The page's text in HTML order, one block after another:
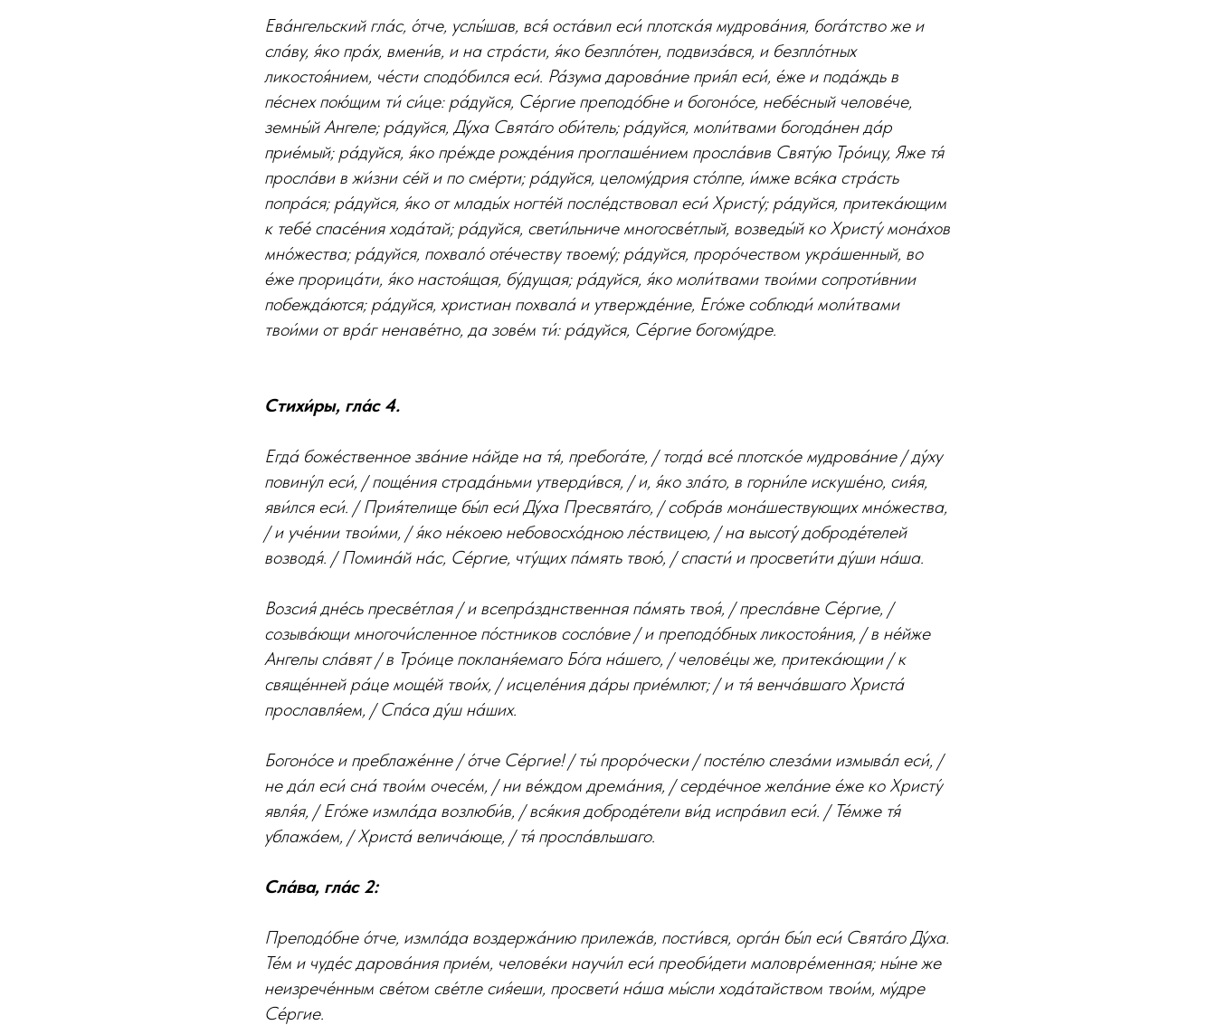
Ева́нгельский гла́с, о́тче, услы́шав, вся́ оста́вил еси́ плотска́я мудрова́ния, бога́тство же и
сла́ву, я́ко пра́х, вмени́в, и на стра́сти, я́ко безпло́тен, подвиза́вся, и безпло́тных
ликостоя́нием, че́сти сподо́бился еси́. Ра́зума дарова́ние прия́л еси́, е́же и пода́ждь в
пе́снех пою́щим ти́ си́це: ра́дуйся, Се́ргие преподо́бне и богоно́се, небе́сный челове́че,
земны́й Ангеле; ра́дуйся, Ду́ха Свята́го оби́тель; ра́дуйся, моли́твами богода́нен да́р
прие́мый; ра́дуйся, я́ко пре́жде рожде́ния проглаше́нием просла́вив Святу́ю Тро́ицу, Яже тя́
просла́ви в жи́зни се́й и по сме́рти; ра́дуйся, целому́дрия сто́лпе, и́мже вся́ка стра́сть
попра́ся; ра́дуйся, я́ко от млады́х ногте́й после́дствовал еси́ Христу́; ра́дуйся, притека́ющим
к тебе́ спасе́ния хода́тай; ра́дуйся, свети́льниче многосве́тлый, возведы́й ко Христу́ мона́хов
мно́жества; ра́дуйся, похвало́ оте́честву твоему́; ра́дуйся, проро́чеством укра́шенный, во
е́же прорица́ти, я́ко настоя́щая, бу́дущая; ра́дуйся, я́ко моли́твами твои́ми сопроти́внии
побежда́ются; ра́дуйся, христиан похвала́ и утвержде́ние, Его́же соблюди́ моли́твами
твои́ми от вра́г ненаве́тно, да зове́м ти́: ра́дуйся, Се́ргие богому́дре.
Стихи́ры, гла́с 4.
Егда́ боже́ственное зва́ние на́йде на тя́, пребога́те, / тогда́ все́ плотско́е мудрова́ние / ду́ху
повину́л еси́, / поще́ния страда́ньми утверди́вся, / и, я́ко зла́то, в горни́ле искуше́но, сия́я,
яви́лся еси́. / Прия́телище бы́л еси́ Ду́ха Пресвята́го, / собра́в мона́шествующих мно́жества,
/ и уче́нии твои́ми, / я́ко не́коею небовосхо́дною ле́ствицею, / на высоту́ доброде́телей
возводя́. / Помина́й на́с, Се́ргие, чту́щих па́мять твою́, / спасти́ и просвети́ти ду́ши на́ша.
Возсия́ дне́сь пресве́тлая / и всепра́зднственная па́мять твоя́, / пресла́вне Се́ргие, /
созыва́ющи многочи́сленное по́стников сосло́вие / и преподо́бных ликостоя́ния, / в не́йже
Ангелы сла́вят / в Тро́ице покланя́емаго Бо́га на́шего, / челове́цы же, притека́ющии / к
свяще́нней ра́це моще́й твои́х, / исцеле́ния да́ры прие́млют; / и тя́ венча́вшаго Христа́
прославля́ем, / Спа́са ду́ш на́ших.
Богоно́се и преблаже́нне / о́тче Се́ргие! / ты́ проро́чески / посте́лю слеза́ми измыва́л еси́, /
не да́л еси́ сна́ твои́м очесе́м, / ни ве́ждом дрема́ния, / серде́чное жела́ние е́же ко Христу́
явля́я, / Его́же измла́да возлюби́в, / вся́кия доброде́тели ви́д испра́вил еси́. / Те́мже тя́
ублажа́ем, / Христа́ велича́юще, / тя́ просла́вльшаго.
Сла́ва, гла́с 2:
Преподо́бне о́тче, измла́да воздержа́нию прилежа́в, пости́вся, орга́н бы́л еси́ Свята́го Ду́ха.
Те́м и чуде́с дарова́ния прие́м, челове́ки научи́л еси́ преоби́дети маловре́менная; ны́не же
неизрече́нным све́том све́тле сия́еши, просвети́ на́ша мы́сли хода́тайством твои́м, му́дре
Се́ргие.